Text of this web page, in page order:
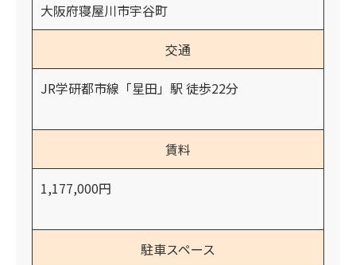
大阪府寝屋川市宇谷町
交通
JR学研都市線「星田」駅 徒歩22分
賃料
1,177,000円
駐車スペース